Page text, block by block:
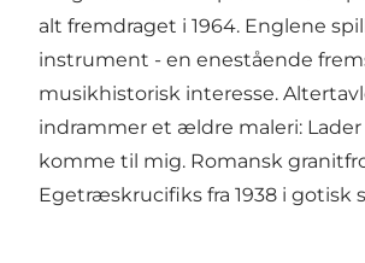
alt fremdraget i 1964. Englene
instrument - en enestående
musikhistorisk interesse.
indrammer et ældre maleri:
komme til mig. Romansk
Egetræskrucifiks fra 1938 i gotisk